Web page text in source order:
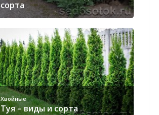
сорта
Хвойные
Туя – виды и сорта